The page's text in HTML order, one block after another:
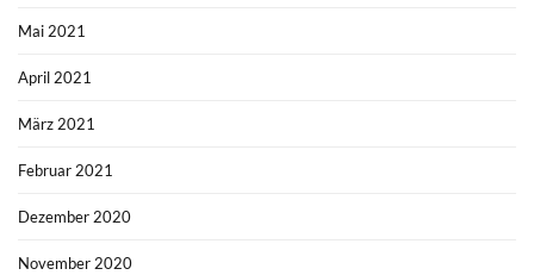
Mai 2021
April 2021
März 2021
Februar 2021
Dezember 2020
November 2020